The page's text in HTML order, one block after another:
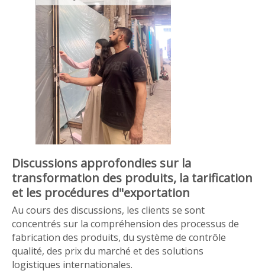
Discussions approfondies sur la
transformation des produits, la tarification
et les procédures d"exportation
Au cours des discussions, les clients se sont
concentrés sur la compréhension des processus de
fabrication des produits, du système de contrôle
qualité, des prix du marché et des solutions
logistiques internationales.